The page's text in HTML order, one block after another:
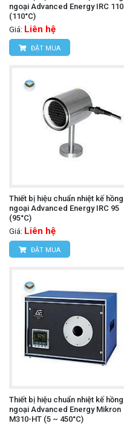
ngoại Advanced Energy IRC 110
(110°C)
Giá: Liên hệ
ĐẶT MUA
Thiết bị hiệu chuẩn nhiệt kế hồng
ngoại Advanced Energy IRC 95
(95°C)
Giá: Liên hệ
ĐẶT MUA
Thiết bị hiệu chuẩn nhiệt kế hồng
ngoại Advanced Energy Mikron
M310-HT (5 ~ 450°C)